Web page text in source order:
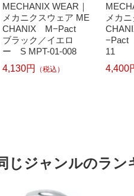
MECHANIX WEAR｜
メカニクスウェア ME
CHANIX M−Pact
ブラック／イエロ
ー S MPT-01-008
4,130円
（税込）
メカ
−Pact
11
4,400
じジャンルのラン